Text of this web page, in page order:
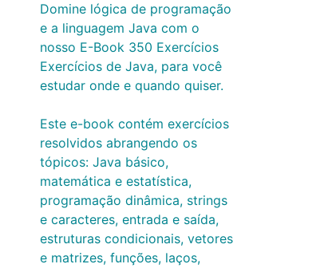
Domine lógica de programação
e a linguagem Java com o
nosso E-Book 350 Exercícios
Exercícios de Java, para você
estudar onde e quando quiser.
Este e-book contém exercícios
resolvidos abrangendo os
tópicos: Java básico,
matemática e estatística,
programação dinâmica, strings
e caracteres, entrada e saída,
estruturas condicionais, vetores
e matrizes, funções, laços,